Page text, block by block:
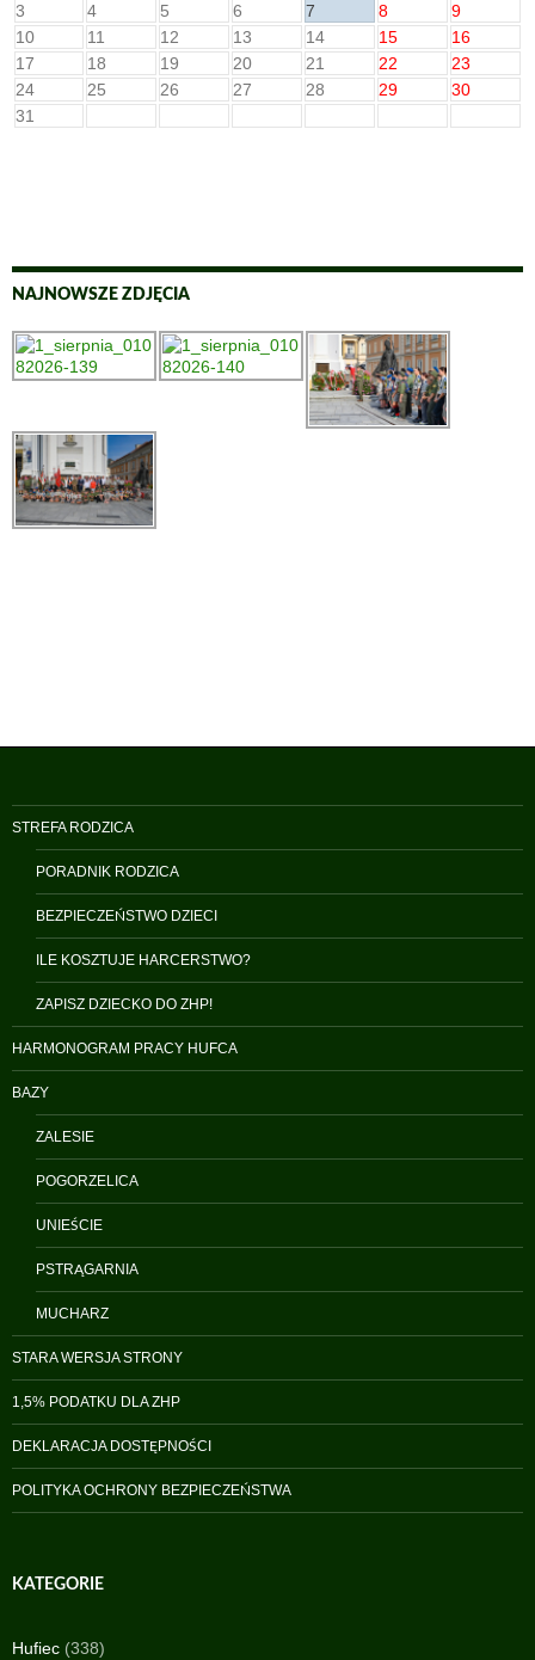
3 4 5 6 7 8
9
10
11 12 13 14 15
16
17
18 19 20 21 22
23
24
25 26 27 28 29
30
31
NAJNOWSZE ZDJĘCIA
STREFA RODZICA
PORADNIK RODZICA
BEZPIECZEŃSTWO DZIECI
ILE KOSZTUJE HARCERSTWO?
ZAPISZ DZIECKO DO ZHP!
HARMONOGRAM PRACY HUFCA
BAZY
ZALESIE
POGORZELICA
UNIEŚCIE
PSTRĄGARNIA
MUCHARZ
STARA WERSJA STRONY
1,5% PODATKU DLA ZHP
DEKLARACJA DOSTĘPNOŚCI
POLITYKA OCHRONY BEZPIECZEŃSTWA
KATEGORIE
Hufiec (338)